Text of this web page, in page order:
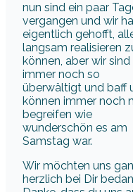
nun sind ein paar
vergangen und wir
eigentlich gehofft,
langsam realisieren
können, aber wir sind
immer noch so
überwältigt und baff
können immer noch
begreifen wie
wunderschön es am
Samstag war.
Wir möchten uns
herzlich bei Dir